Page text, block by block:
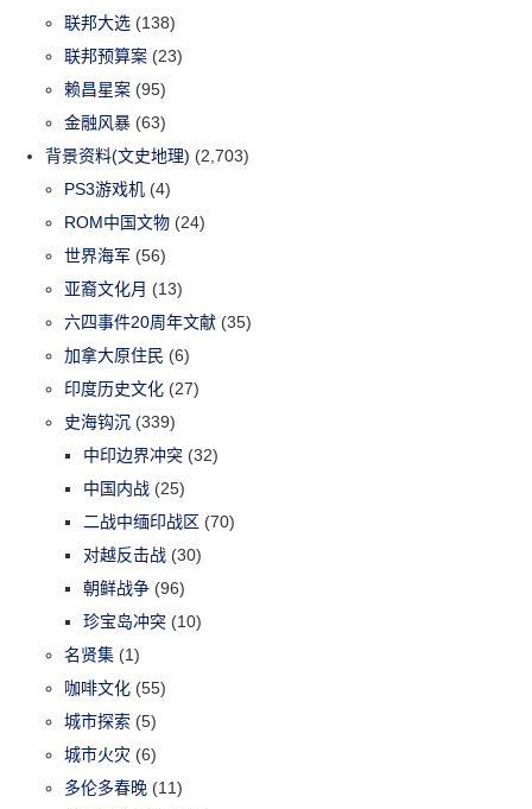
联邦大选 (138)
联邦预算案 (23)
赖昌星案 (95)
金融风暴 (63)
背景资料(文史地理) (2,703)
PS3游戏机 (4)
ROM中国文物 (24)
世界海军 (56)
亚裔文化月 (13)
六四事件20周年文献 (35)
加拿大原住民 (6)
印度历史文化 (27)
史海钩沉 (339)
中印边界冲突 (32)
中国内战 (25)
二战中缅印战区 (70)
对越反击战 (30)
朝鲜战争 (96)
珍宝岛冲突 (10)
名贤集 (1)
咖啡文化 (55)
城市探索 (5)
城市火灾 (6)
多伦多春晚 (11)